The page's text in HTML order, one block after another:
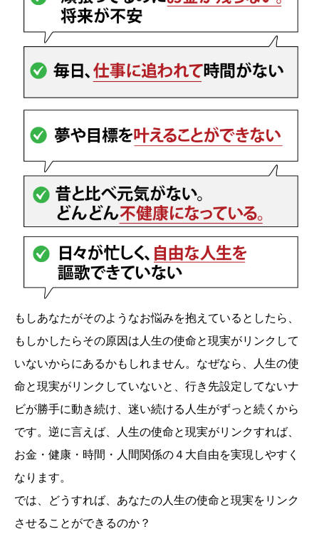
もしあなたがそのようなお悩みを抱えているとしたら、
もしかしたらその原因は人生の使命と現実がリンクして
いないからにあるかもしれません。なぜなら、人生の使
命と現実がリンクしていないと、行き先設定してないナ
ビが勝手に動き続け、迷い続ける人生がずっと続くから
です。逆に言えば、人生の使命と現実がリンクすれば、
お金・健康・時間・人間関係の４大自由を実現しやすく
なります。
では、どうすれば、あなたの人生の使命と現実をリンク
させることができるのか？